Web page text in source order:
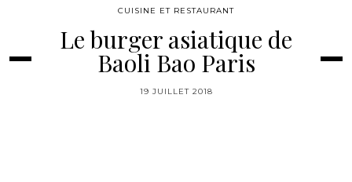
CUISINE ET RESTAURANT
Le burger asiatique de
Baoli Bao Paris
19 JUILLET 2018